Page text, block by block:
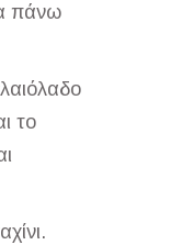
πάνω
το